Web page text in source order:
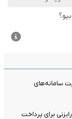
سامانه‌های
برای پرداخت